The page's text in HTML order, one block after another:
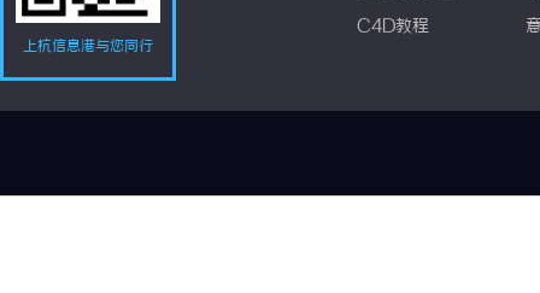
上杭信息港与您同行
C4D教程